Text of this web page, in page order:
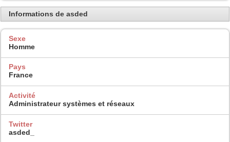
Informations de asded
Sexe
Homme
Pays
France
Activité
Administrateur systèmes et réseaux
Twitter
asded_